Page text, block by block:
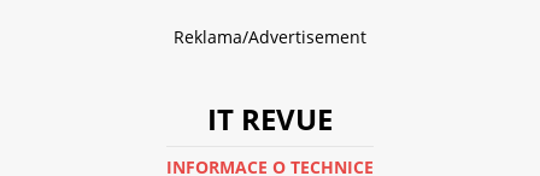
Reklama/Advertisement
IT REVUE
INFORMACE O TECHNICE